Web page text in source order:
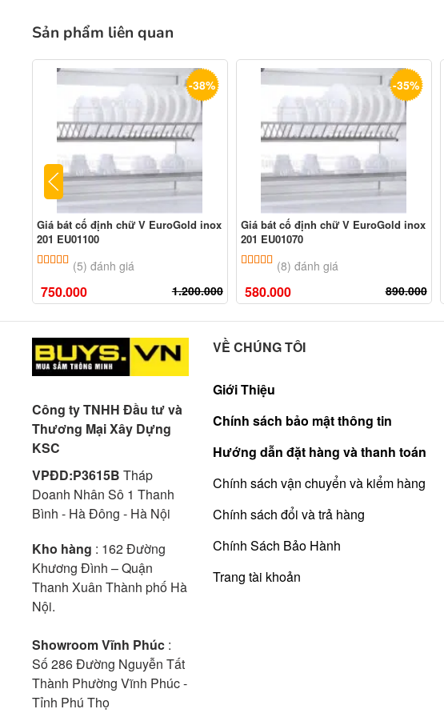
Sản phẩm liên quan
-38%
Giá bát cố định chữ V EuroGold inox
201 EU01100
5.00 trên 5 dựa trên
(5) đánh giá
750.000 1.200.000
-35%
Giá bát cố định chữ V EuroGold inox
201 EU01070
5.00 trên 5 dựa trên
(8) đánh giá
580.000 890.000
Công ty TNHH Đầu tư và
Thương Mại Xây Dựng
KSC
VPĐD:P3615B Tháp
Doanh Nhân Sô 1 Thanh
Bình - Hà Đông - Hà Nội
Kho hàng : 162 Đường
Khương Đình – Quận
Thanh Xuân Thành phố Hà
Nội.
Showroom Vĩnh Phúc :
Số 286 Đường Nguyễn Tất
Thành Phường Vĩnh Phúc -
Tỉnh Phú Thọ
VỀ CHÚNG TÔI
Giới Thiệu
Chính sách bảo mật thông tin
Hướng dẫn đặt hàng và thanh toán
Chính sách vận chuyển và kiểm hàng
Chính sách đổi và trả hàng
Chính Sách Bảo Hành
Trang tài khoản